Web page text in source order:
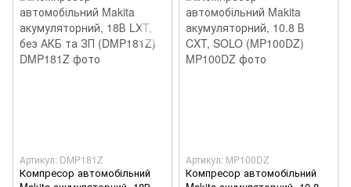
Артикул: DMP181Z
Компресор автомобільний
Артикул: MP100DZ
Компресор автомобільний